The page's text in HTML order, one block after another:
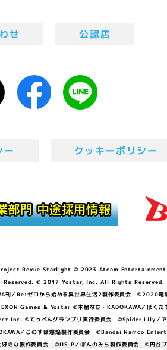
せ 公認店
ー クッキーポリシー
Revue Starlight © 2023 Ateam
Reserved. © 2017 Yostar, Inc. All Rights
／Re:ゼロから始める異世界生活2製作委員会 ©2020竜
& Yostar ©木緒なち・KADOKAWA／ぼくたち
©てっぺんグランプリ実行委員会 ©Spider Lily／
／このすば爆焔製作委員会 ©Bandai Namco
好きな製作委員会 ©IIS-P／ぽんのみち製作委員会 ©円